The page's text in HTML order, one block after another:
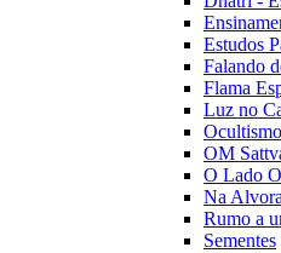
Estudos
Falando
Flama
Luz no
OM
O Lado
Na
Rumo a
Sementes